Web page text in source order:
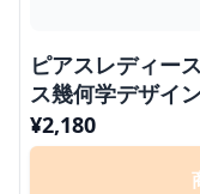
ピアスレディー
ス幾何学デザイ
¥2,180